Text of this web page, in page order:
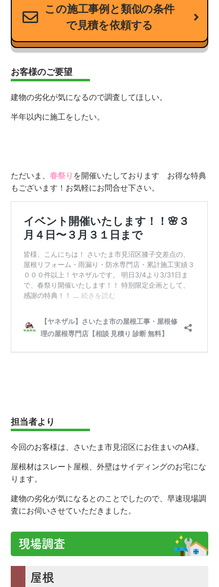
この施工事例と類似の条件
で見積を依頼する
お客様のご要望
建物の劣化が気になるので調査してほしい。
半年以内に施工をしたい。
ただいま、春祭り を開催いたしております お得な特典
もございます！お気軽にお問合せ下さい。
担当者より
今回のお客様は、さいたま市見沼区にお住まいのA様。
屋根材はスレート屋根、外壁はサイディングのお宅にな
ります。
建物の劣化が気になるとのことでしたので、早速現場調
査にお伺いさせていただきました。
現場調査
屋根